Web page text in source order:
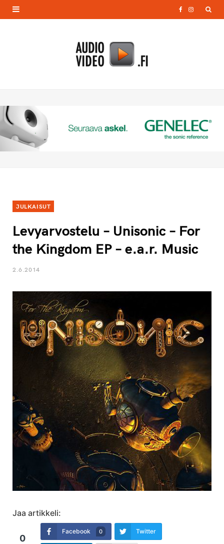
o
I
r
JULKAISUT
Levyarvostelu – Unisonic – For
the Kingdom EP – e.a.r. Music
2.6.2014
Jaa artikkeli:
0
Facebook 0 Twitter